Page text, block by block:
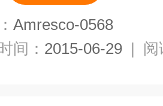
Amresco-0568
间： 2015-06-29 | 阅